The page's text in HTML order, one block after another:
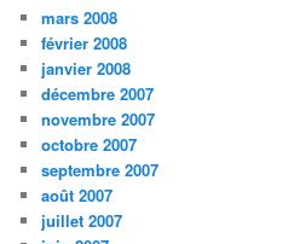
mars 2008
février 2008
janvier 2008
décembre 2007
novembre 2007
octobre 2007
septembre 2007
août 2007
juillet 2007